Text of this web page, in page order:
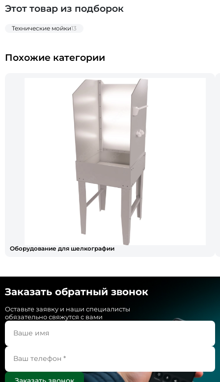
Этот товар из подборок
Технические мойки13
Похожие категории
Оборудование для шелкографии
Заказать обратный звонок
Оставьте заявку и наши специалисты
обязательно свяжутся с вами